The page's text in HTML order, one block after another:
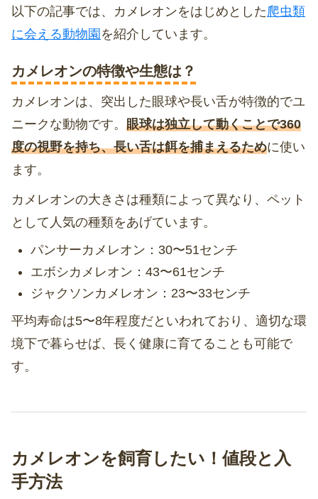
以下の記事では、カメレオンをはじめとした爬虫類
に会える動物園 を紹介しています。
カメレオンの特徴や生態は？
カメレオンは、突出した眼球や長い舌が特徴的でユ
ニークな動物です。 眼球は独立して動くことで360
度の視野を持ち、長い舌は餌を捕まえるために使い
ます。
カメレオンの大きさは種類によって異なり、ペット
として人気の種類をあげています。
パンサーカメレオン：30〜51センチ
エボシカメレオン：43〜61センチ
ジャクソンカメレオン：23〜33センチ
平均寿命は5〜8年程度だといわれており、適切な環
境下で暮らせば、長く健康に育てることも可能で
す。
カメレオンを飼育したい！値段と入
手方法